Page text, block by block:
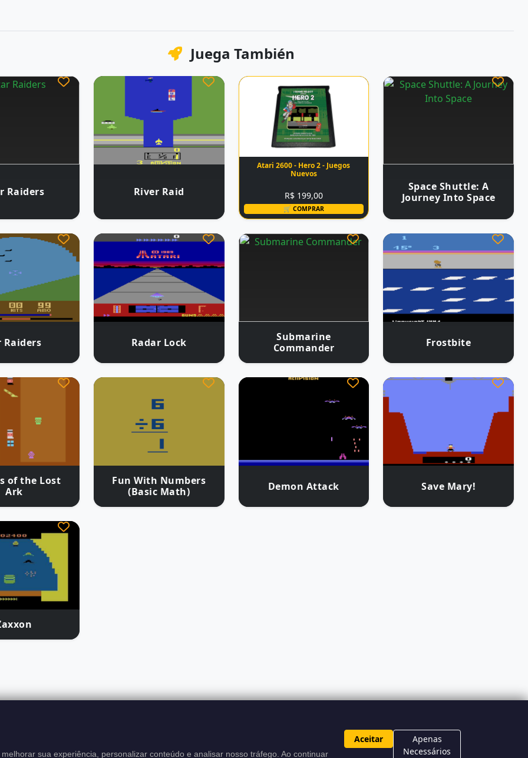
Juega También
Raiders River Raid
Atari 2600 - Hero 2 - Juegos
Nuevos
R$ 199,00
🛒 COMPRAR
Space Shuttle: A
Journey Into Space
Raiders Radar Lock
Submarine
Commander
Frostbite
of the Lost
Ark
Fun With Numbers
(Basic Math)
Demon Attack Save Mary!
Aviso Legal Política de Derechos de Autor Términos de Uso Sitemap XML
sua experiência, personalizar conteúdo e analisar nosso tráfego. Ao continuar
Aceitar
Apenas
Necessários